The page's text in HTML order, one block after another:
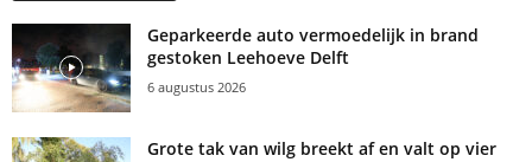
Geparkeerde auto vermoedelijk in brand
gestoken Leehoeve Delft
6 augustus 2026
Grote tak van wilg breekt af en valt op vier